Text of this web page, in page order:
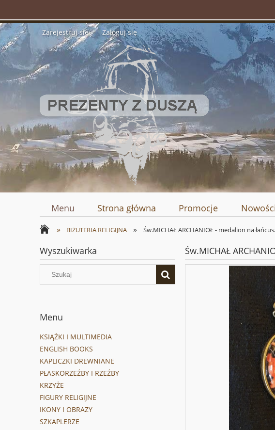
Zarejestruj się Zaloguj się
Menu Strona główna Promocje Nowości
» BIŻUTERIA RELIGIJNA » Św.MICHAŁ ARCHANIOŁ - medalion na
Wyszukiwarka
Menu
KSIĄŻKI I MULTIMEDIA
ENGLISH BOOKS
KAPLICZKI DREWNIANE
PŁASKORZEŹBY I RZEŹBY
KRZYŻE
FIGURY RELIGIJNE
IKONY I OBRAZY
SZKAPLERZE
Św.MICHAŁ